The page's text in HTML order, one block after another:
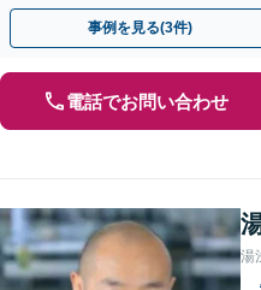
を目指します【休日・夜間相談可
事例を見る(3件)
電話でお問い合わせ
湯